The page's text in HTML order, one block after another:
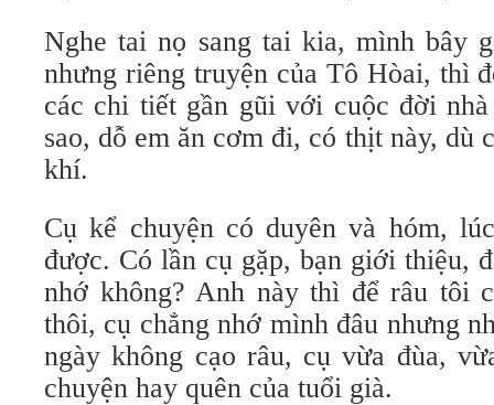
Nghe tai nọ sang tai kia, mình bây
nhưng riêng truyện của Tô Hòai, thì
các chi tiết gần gũi với cuộc đời
sao, dỗ em ăn cơm đi, có thịt này, dù
khí.
Cụ kể chuyện có duyên và hóm,
được. Có lần cụ gặp, bạn giới thiệu,
nhớ không? Anh này thì để râu tôi
thôi, cụ chẳng nhớ mình đâu nhưng
ngày không cạo râu, cụ vừa đùa,
chuyện hay quên của tuổi già.